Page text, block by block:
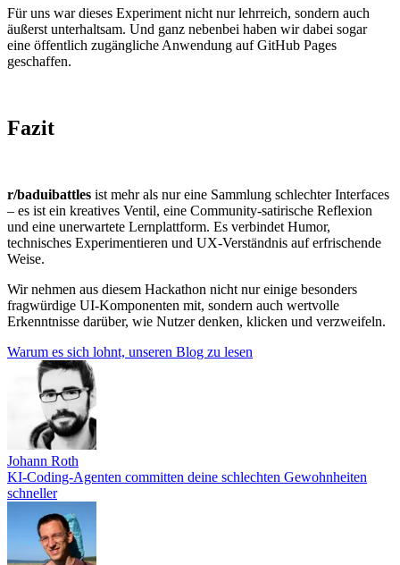
Für uns war dieses Experiment nicht nur lehrreich, sondern auch
äußerst unterhaltsam. Und ganz nebenbei haben wir dabei sogar
eine öffentlich zugängliche Anwendung auf GitHub Pages
geschaffen.
Fazit
r/baduibattles ist mehr als nur eine Sammlung schlechter Interfaces
– es ist ein kreatives Ventil, eine Community-satirische Reflexion
und eine unerwartete Lernplattform. Es verbindet Humor,
technisches Experimentieren und UX-Verständnis auf erfrischende
Weise.
Wir nehmen aus diesem Hackathon nicht nur einige besonders
fragwürdige UI-Komponenten mit, sondern auch wertvolle
Erkenntnisse darüber, wie Nutzer denken, klicken und verzweifeln.
Warum es sich lohnt, unseren Blog zu lesen
Johann Roth
KI-Coding-Agenten committen deine schlechten Gewohnheiten
schneller